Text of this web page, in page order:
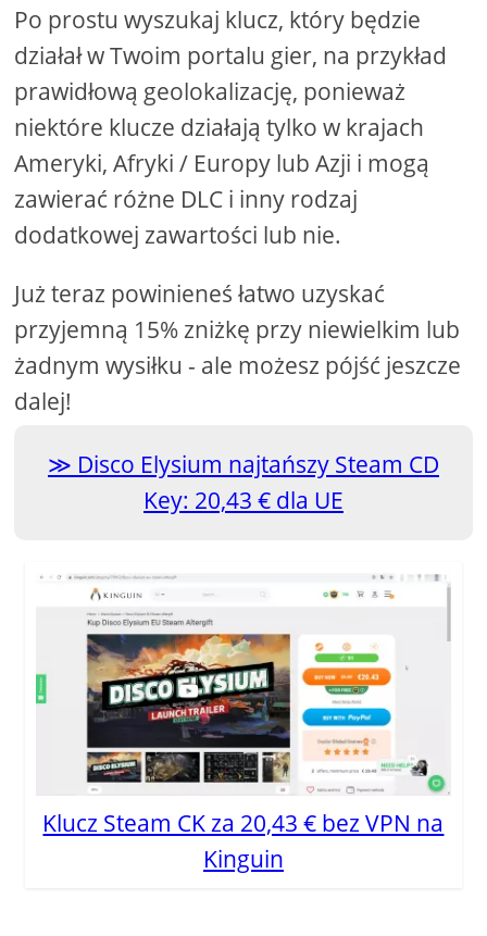
Po prostu wyszukaj klucz, który będzie
działał w Twoim portalu gier, na przykład
prawidłową geolokalizację, ponieważ
niektóre klucze działają tylko w krajach
Ameryki, Afryki / Europy lub Azji i mogą
zawierać różne DLC i inny rodzaj
dodatkowej zawartości lub nie.
Już teraz powinieneś łatwo uzyskać
przyjemną 15% zniżkę przy niewielkim lub
żadnym wysiłku - ale możesz pójść jeszcze
dalej!
Disco Elysium najtańszy Steam CD
Key: 20,43 € dla UE
Klucz Steam CK za 20,43 € bez VPN na
Kinguin